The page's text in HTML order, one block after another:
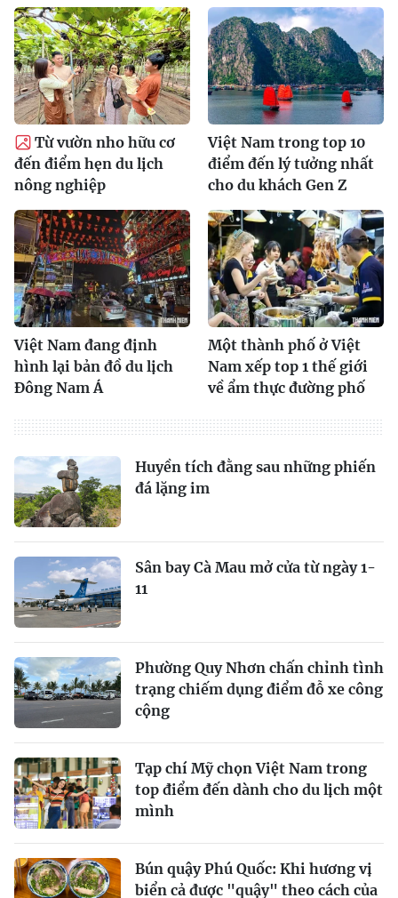
Từ vườn nho hữu cơ
đến điểm hẹn du lịch
nông nghiệp
Việt Nam trong top 10
điểm đến lý tưởng nhất
cho du khách Gen Z
Việt Nam đang định
hình lại bản đồ du lịch
Đông Nam Á
Một thành phố ở Việt
Nam xếp top 1 thế giới
về ẩm thực đường phố
Huyền tích đằng sau những phiến
đá lặng im
Sân bay Cà Mau mở cửa từ ngày 1-
11
Phường Quy Nhơn chấn chỉnh tình
trạng chiếm dụng điểm đỗ xe công
cộng
Tạp chí Mỹ chọn Việt Nam trong
top điểm đến dành cho du lịch một
mình
Bún quậy Phú Quốc: Khi hương vị
biển cả được "quậy" theo cách của